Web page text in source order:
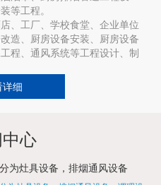
等工程。
工厂、学校食堂、企业单位
造、厨房设备安装、厨房设备
程、通风系统等工程设计、制
详细
心
为灶具设备，排烟通风设备